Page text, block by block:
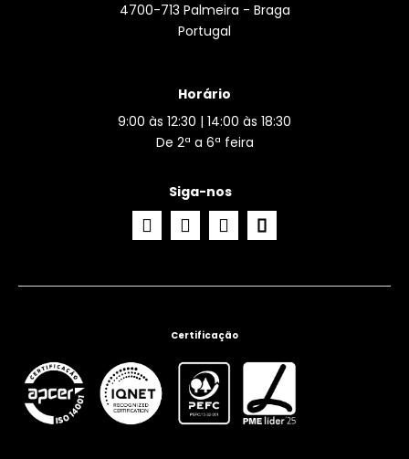
4700-713 Palmeira - Braga
Portugal
Horário
9:00 às 12:30 | 14:00 às 18:30
De 2ª a 6ª feira
Siga-nos
Certificação